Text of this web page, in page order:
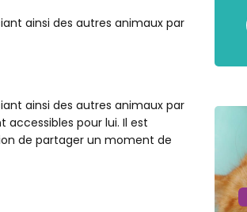
ainsi des autres animaux par
ainsi des autres animaux par
pour lui. Il est
de partager un moment de